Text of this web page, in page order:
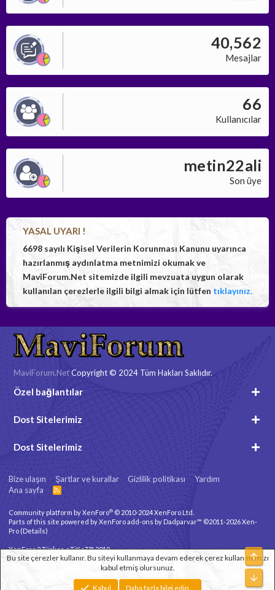
40,562
Mesajlar
66
Kullanıcılar
metin22ali
Son üye
YASAL UYARI !
6698 sayılı Kişisel Verilerin Korunması Kanunu uyarınca
hazırlanmış aydınlatma metnimizi okumak ve
MaviForum.Net sitemizde ilgili mevzuata uygun olarak
kullanılan çerezlerle ilgili bilgi almak için lütfen tıklayınız.
MaviForum.NetCopyright © 2024 Tüm Hakları Saklıdır.
Özel bağlantılar
Dost Sitelerimiz
Dost Sitelerimiz
Bize ulaşın Şartlar ve kurallar Gizlilik politikası
Yardım
Ana sayfa
R
Community platform by XenForo® © 2010-2024 XenForo Ltd.
Parts of this site powered byXenForo add-ons by Dadparvar™ ©2011-2026Xen-
Pro (Details)
XenForo 2 Türkçe eTiKeT™ 2019
© by ©XenTR
Toplam sorgu Toplam zaman
En fazla bellek
Bu site çerezler kullanır. Bu siteyi kullanmaya devam ederek çerez kullanımımızı
kabul etmiş olursunuz.
Kabul Daha fazla bilgi edin…
Üst
Alt